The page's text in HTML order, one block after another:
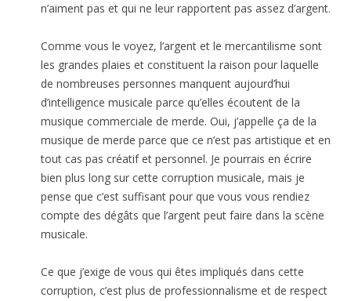
n’aiment pas et qui ne leur rapportent pas assez d’argent.
Comme vous le voyez, l’argent et le mercantilisme sont
les grandes plaies et constituent la raison pour laquelle
de nombreuses personnes manquent aujourd’hui
d’intelligence musicale parce qu’elles écoutent de la
musique commerciale de merde. Oui, j’appelle ça de la
musique de merde parce que ce n’est pas artistique et en
tout cas pas créatif et personnel. Je pourrais en écrire
bien plus long sur cette corruption musicale, mais je
pense que c’est suffisant pour que vous vous rendiez
compte des dégâts que l’argent peut faire dans la scène
musicale.
Ce que j’exige de vous qui êtes impliqués dans cette
corruption, c’est plus de professionnalisme et de respect